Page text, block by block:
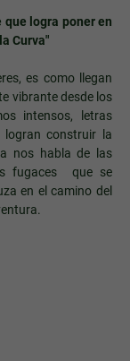
que logra poner en
Curva"
es como llegan
vibrante desde los
intensos, letras
logran construir la
nos habla de las
fugaces que se
en el camino del